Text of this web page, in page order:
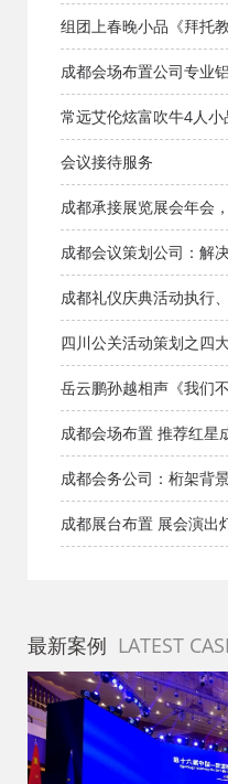
品剧本库_知识库_成都
网_文档网
组团上春晚小品《拜托
本库_知识库_成都活动
文档网
成都会场布置公司专业
类大型大蓬舞台
常远艾伦炫富吹牛4人小
小品剧本库_知识库_成
案网_文档网
会议接待服务
成都承接展览展会年会
划，设计执行等
成都会议策划公司：解
业服务
成都礼仪庆典活动执行
布
四川公关活动策划之四
司
岳云鹏孙越相声《我们
剧本库_知识库_成都活
_文档网
成都会场布置 推荐红星
成都会务公司：桁架背
写真、雕刻、UV
成都展台布置 展会演出
最新案例 LATEST